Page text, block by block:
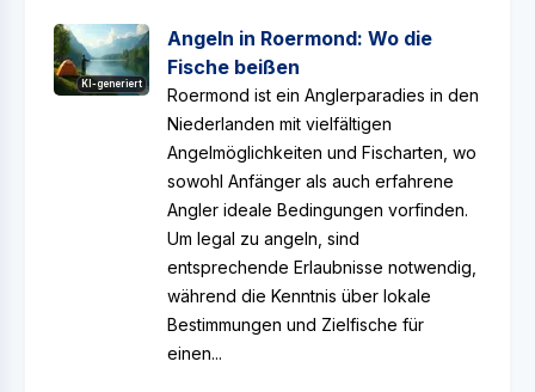
KI-generiert
Angeln in Roermond: Wo die
Fische beißen
Roermond ist ein Anglerparadies in den
Niederlanden mit vielfältigen
Angelmöglichkeiten und Fischarten, wo
sowohl Anfänger als auch erfahrene
Angler ideale Bedingungen vorfinden.
Um legal zu angeln, sind
entsprechende Erlaubnisse notwendig,
während die Kenntnis über lokale
Bestimmungen und Zielfische für
einen...